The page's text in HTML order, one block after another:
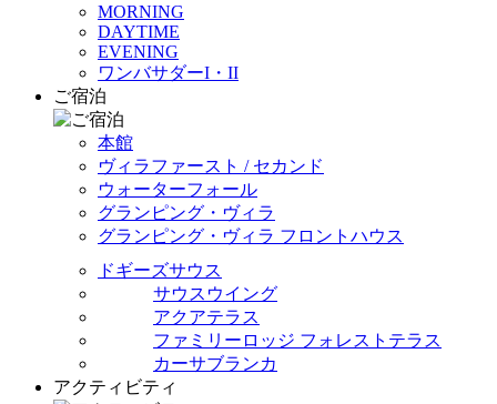
MORNING
DAYTIME
EVENING
ワンバサダーI・II
ご宿泊
本館
ヴィラファースト / セカンド
ウォーターフォール
グランピング・ヴィラ
グランピング・ヴィラ フロントハウス
ドギーズサウス
サウスウイング
アクアテラス
ファミリーロッジ フォレストテラス
カーサブランカ
アクティビティ